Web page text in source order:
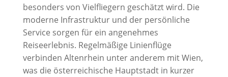
besonders von Vielfliegern geschätzt wird. Die
moderne Infrastruktur und der persönliche
Service sorgen für ein angenehmes
Reiseerlebnis. Regelmäßige Linienflüge
verbinden Altenrhein unter anderem mit Wien,
was die österreichische Hauptstadt in kurzer